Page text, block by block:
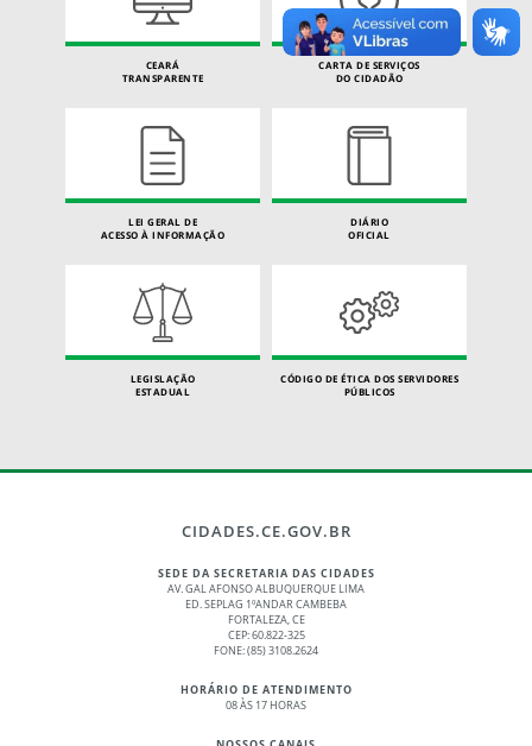
CEARÁ
TRANSPARENTE
CARTA DE SERVIÇOS
DO CIDADÃO
LEI GERAL DE
ACESSO À INFORMAÇÃO
DIÁRIO
OFICIAL
LEGISLAÇÃO
ESTADUAL
CÓDIGO DE ÉTICA DOS SERVIDORES
PÚBLICOS
CIDADES.CE.GOV.BR
SEDE DA SECRETARIA DAS CIDADES
AV. GAL AFONSO ALBUQUERQUE LIMA
ED. SEPLAG 1ºANDAR CAMBEBA
FORTALEZA, CE
CEP: 60.822-325
FONE: (85) 3108.2624
HORÁRIO DE ATENDIMENTO
08 ÀS 17 HORAS